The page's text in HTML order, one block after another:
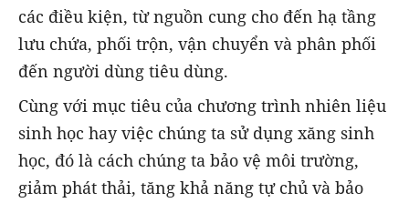
các điều kiện, từ nguồn cung cho đến hạ tầng
lưu chứa, phối trộn, vận chuyển và phân phối
đến người dùng tiêu dùng.
Cùng với mục tiêu của chương trình nhiên liệu
sinh học hay việc chúng ta sử dụng xăng sinh
học, đó là cách chúng ta bảo vệ môi trường,
giảm phát thải, tăng khả năng tự chủ và bảo